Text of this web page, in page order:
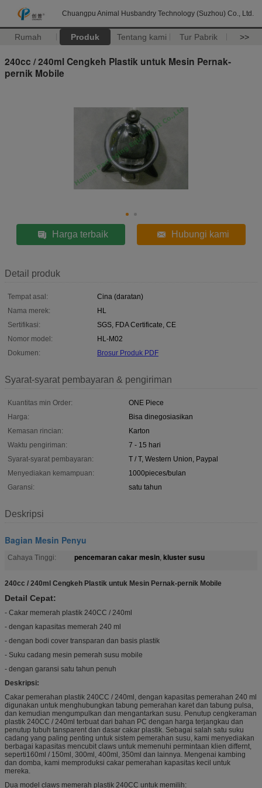
Chuangpu Animal Husbandry Technology (Suzhou) Co., Ltd.
Rumah Produk Tentang kami Tur Pabrik >>
240cc / 240ml Cengkeh Plastik untuk Mesin Pernak-
pernik Mobile
Harga terbaik Hubungi kami
Detail produk
Tempat asal:
Cina (daratan)
Nama merek:
HL
Sertifikasi:
SGS, FDA Certificate, CE
Nomor model:
HL-M02
Dokumen:
Brosur Produk PDF
Syarat-syarat pembayaran & pengiriman
Kuantitas min Order:
ONE Piece
Harga:
Bisa dinegosiasikan
Kemasan rincian:
Karton
Waktu pengiriman:
7 - 15 hari
Syarat-syarat pembayaran:
T / T, Western Union, Paypal
Menyediakan kemampuan:
1000pieces/bulan
Garansi:
satu tahun
Deskripsi
Bagian Mesin Penyu
Cahaya Tinggi: pencemaran cakar mesin, kluster susu
240cc / 240ml Cengkeh Plastik untuk Mesin Pernak-pernik Mobile
Detail Cepat:
- Cakar memerah plastik 240CC / 240ml
- dengan kapasitas memerah 240 ml
- dengan bodi cover transparan dan basis plastik
- Suku cadang mesin pemerah susu mobile
- dengan garansi satu tahun penuh
Deskripsi:
Cakar pemerahan plastik 240CC / 240ml, dengan kapasitas pemerahan 240 ml
digunakan untuk menghubungkan tabung pemerahan karet dan tabung pulsa,
dan kemudian mengumpulkan dan mengantarkan susu. Penutup cengkeraman
plastik 240CC / 240ml terbuat dari bahan PC dengan harga terjangkau dan
penutup tubuh tansparent dan dasar cakar plastik. Sebagai salah satu suku
cadang yang paling penting untuk sistem pemerahan susu, kami menyediakan
berbagai kapasitas mencubit claws untuk memenuhi permintaan klien differnt,
seperti160ml / 150ml, 300ml, 400ml, 350ml dan lainnya. Mengenai kambing
dan domba, kami memproduksi cakar pemerahan kapasitas kecil untuk
mereka.
Dua model claws memerah plastik 240CC untuk memilih: